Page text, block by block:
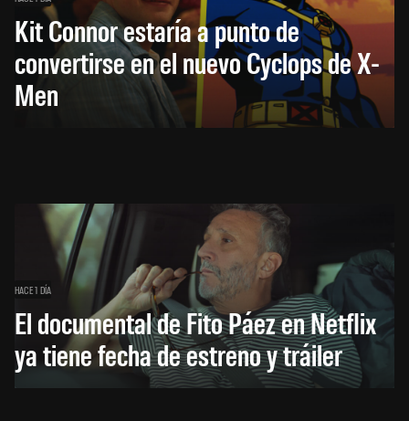
Kit Connor estaría a punto de
convertirse en el nuevo Cyclops de X-
Men
HACE 1 DÍA
El documental de Fito Páez en Netflix
ya tiene fecha de estreno y tráiler